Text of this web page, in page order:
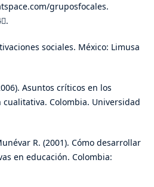
gruposfocales.
sociales. México: Limusa
Asuntos críticos en los
Colombia. Universidad
R. (2001). Cómo desarrollar
en educación. Colombia: